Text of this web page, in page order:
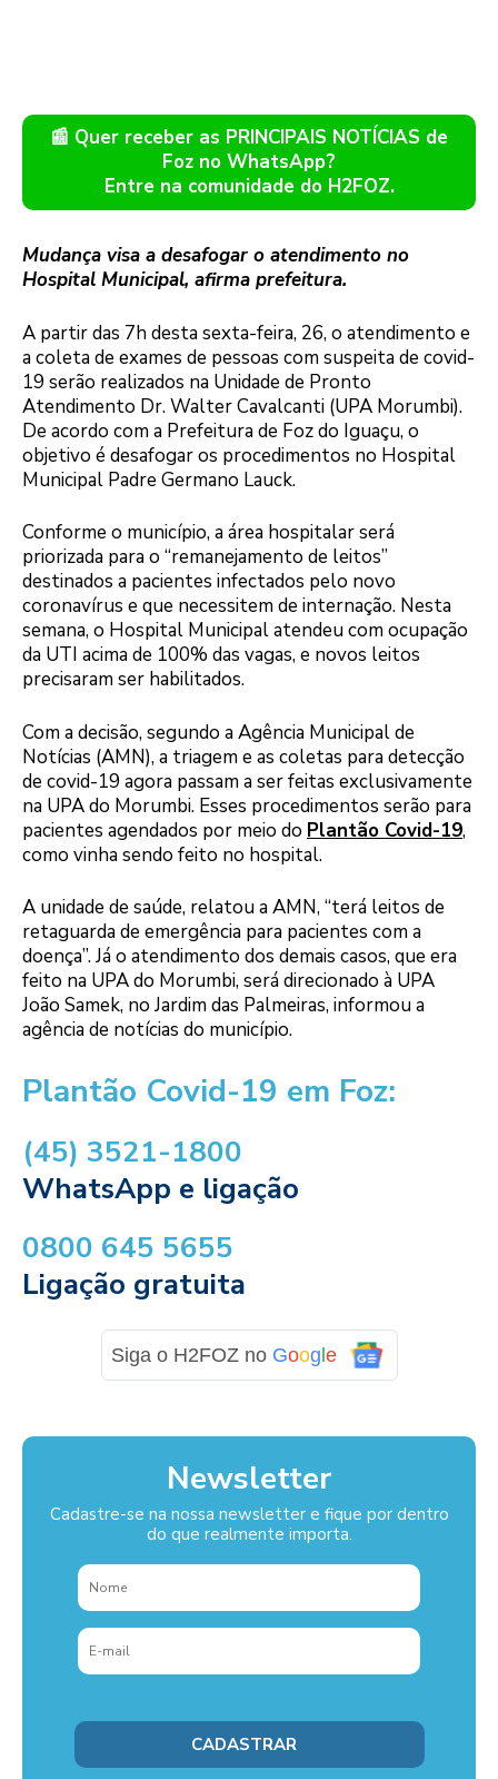
📰 Quer receber as PRINCIPAIS NOTÍCIAS de
Foz no WhatsApp?
Entre na comunidade do H2FOZ.
Mudança visa a desafogar o atendimento no
Hospital Municipal, afirma prefeitura.
A partir das 7h desta sexta-feira, 26, o atendimento e
a coleta de exames de pessoas com suspeita de covid-
19 serão realizados na Unidade de Pronto
Atendimento Dr. Walter Cavalcanti (UPA Morumbi).
De acordo com a Prefeitura de Foz do Iguaçu, o
objetivo é desafogar os procedimentos no Hospital
Municipal Padre Germano Lauck.
Conforme o município, a área hospitalar será
priorizada para o “remanejamento de leitos”
destinados a pacientes infectados pelo novo
coronavírus e que necessitem de internação. Nesta
semana, o Hospital Municipal atendeu com ocupação
da UTI acima de 100% das vagas, e novos leitos
precisaram ser habilitados.
Com a decisão, segundo a Agência Municipal de
Notícias (AMN), a triagem e as coletas para detecção
de covid-19 agora passam a ser feitas exclusivamente
na UPA do Morumbi. Esses procedimentos serão para
pacientes agendados por meio do Plantão Covid-19,
como vinha sendo feito no hospital.
A unidade de saúde, relatou a AMN, “terá leitos de
retaguarda de emergência para pacientes com a
doença”. Já o atendimento dos demais casos, que era
feito na UPA do Morumbi, será direcionado à UPA
João Samek, no Jardim das Palmeiras, informou a
agência de notícias do município.
Plantão Covid-19 em Foz:
(45) 3521-1800
WhatsApp e ligação
0800 645 5655
Ligação gratuita
Siga o H2FOZ no Google
Newsletter
Cadastre-se na nossa newsletter e fique por dentro
do que realmente importa.